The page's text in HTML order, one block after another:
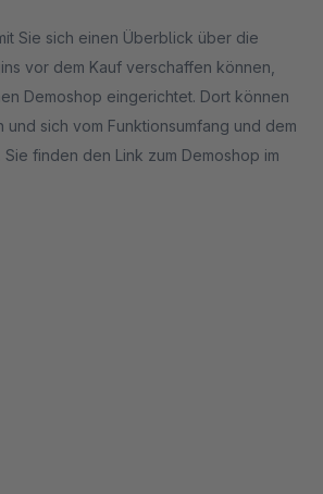
Sie sich einen Überblick über die
vor dem Kauf verschaffen können,
Demoshop eingerichtet. Dort können
und sich vom Funktionsumfang und dem
finden den Link zum Demoshop im